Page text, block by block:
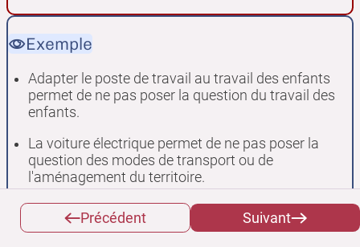
Exemple
Adapter le poste de travail au travail des enfants
permet de ne pas poser la question du travail des
enfants.
La voiture électrique permet de ne pas poser la
question des modes de transport ou de
l'aménagement du territoire.
Exemple
Précédent Suivant